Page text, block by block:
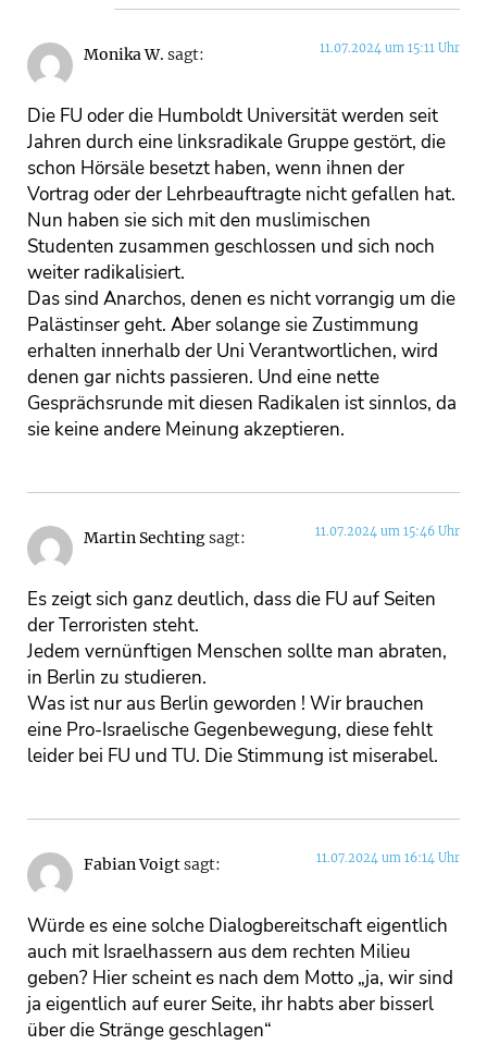
Monika W. sagt: 11.07.2024 um 15:11 Uhr
Die FU oder die Humboldt Universität werden seit
Jahren durch eine linksradikale Gruppe gestört, die
schon Hörsäle besetzt haben, wenn ihnen der
Vortrag oder der Lehrbeauftragte nicht gefallen hat.
Nun haben sie sich mit den muslimischen
Studenten zusammen geschlossen und sich noch
weiter radikalisiert.
Das sind Anarchos, denen es nicht vorrangig um die
Palästinser geht. Aber solange sie Zustimmung
erhalten innerhalb der Uni Verantwortlichen, wird
denen gar nichts passieren. Und eine nette
Gesprächsrunde mit diesen Radikalen ist sinnlos, da
sie keine andere Meinung akzeptieren.
Martin Sechtingsagt: 11.07.2024 um 15:46 Uhr
Es zeigt sich ganz deutlich, dass die FU auf Seiten
der Terroristen steht.
Jedem vernünftigen Menschen sollte man abraten,
in Berlin zu studieren.
Was ist nur aus Berlin geworden ! Wir brauchen
eine Pro-Israelische Gegenbewegung, diese fehlt
leider bei FU und TU. Die Stimmung ist miserabel.
Fabian Voigtsagt: 11.07.2024 um 16:14 Uhr
Würde es eine solche Dialogbereitschaft eigentlich
auch mit Israelhassern aus dem rechten Milieu
geben? Hier scheint es nach dem Motto „ja, wir sind
ja eigentlich auf eurer Seite, ihr habts aber bisserl
über die Stränge geschlagen“